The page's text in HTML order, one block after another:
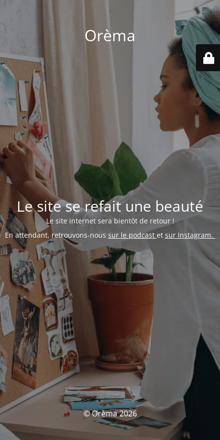
Orèma
Le site se refait une beauté
Le site internet sera bientôt de retour !
En attendant, retrouvons-nous sur le podcast et sur Instagram.
© Orèma 2026